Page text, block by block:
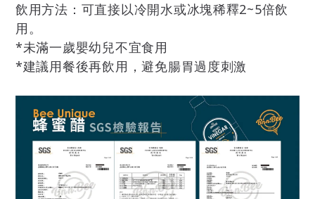
飲用方法：可直接以冷開水或冰塊稀釋2~5倍飲
用。
*未滿一歲嬰幼兒不宜食用
*建議用餐後再飲用，避免腸胃過度刺激